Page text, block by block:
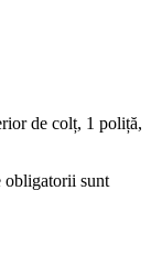
de colț, 1 poliță,
obligatorii sunt